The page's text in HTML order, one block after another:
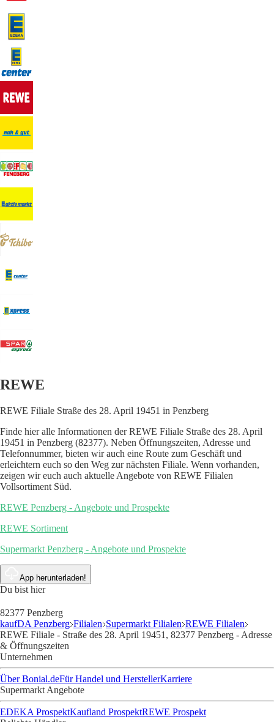
REWE
REWE Filiale Straße des 28. April 19451 in Penzberg
Finde hier alle Informationen der REWE Filiale Straße des 28. April
19451 in Penzberg (82377). Neben Öffnungszeiten, Adresse und
Telefonnummer, bieten wir auch eine Route zum Geschäft und
erleichtern euch so den Weg zur nächsten Filiale. Wenn vorhanden,
zeigen wir euch auch aktuelle Angebote von REWE Filialen
Vollsortiment Süd.
REWE Penzberg - Angebote und Prospekte
REWE Sortiment
Supermarkt Penzberg - Angebote und Prospekte
App herunterladen!
Du bist hier
82377 Penzberg
kaufDA Penzberg Filialen Supermarkt Filialen REWE Filialen
REWE Filiale - Straße des 28. April 19451, 82377 Penzberg - Adresse
& Öffnungszeiten
Unternehmen
Über Bonial.deFür Handel und HerstellerKarriere
Supermarkt Angebote
EDEKA ProspektKaufland ProspektREWE Prospekt